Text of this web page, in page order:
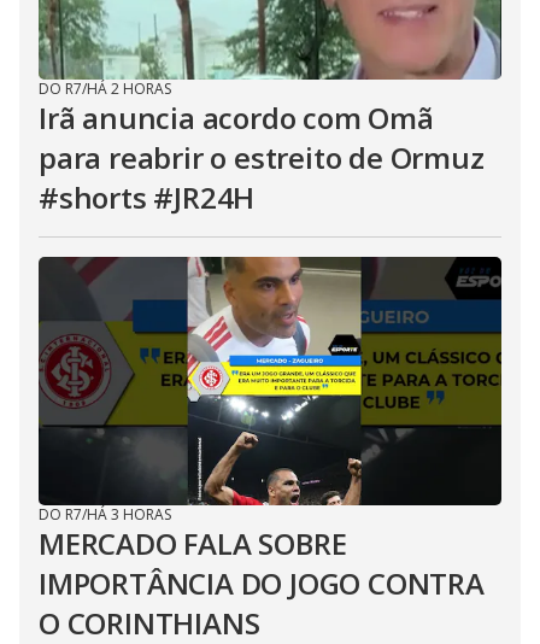
DO R7/HÁ 2 HORAS
Irã anuncia acordo com Omã
para reabrir o estreito de Ormuz
#shorts #JR24H
DO R7/HÁ 3 HORAS
MERCADO FALA SOBRE
IMPORTÂNCIA DO JOGO CONTRA
O CORINTHIANS